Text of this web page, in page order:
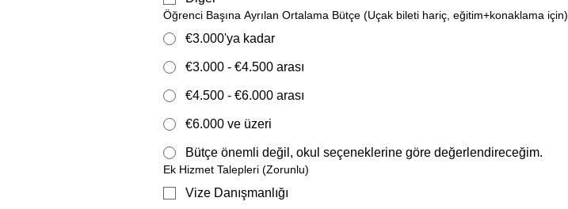
Öğrenci Başına Ayrılan Ortalama Bütçe (Uçak bileti hariç, eğitim+konaklama için)
€3.000'ya kadar
€3.000 - €4.500 arası
€4.500 - €6.000 arası
€6.000 ve üzeri
Bütçe önemli değil, okul seçeneklerine göre değerlendireceğim.
Ek Hizmet Talepleri (Zorunlu)
Vize Danışmanlığı